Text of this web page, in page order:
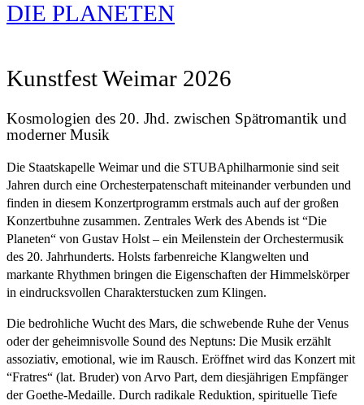
DIE PLANETEN
Kunstfest Weimar 2026
Kosmologien des 20. Jhd. zwischen Spätromantik und
moderner Musik
Die Staatskapelle Weimar und die STUBAphilharmonie sind seit
Jahren durch eine Orchesterpatenschaft miteinander verbunden und
finden in diesem Konzertprogramm erstmals auch auf der großen
Konzertbuhne zusammen. Zentrales Werk des Abends ist “Die
Planeten“ von Gustav Holst – ein Meilenstein der Orchestermusik
des 20. Jahrhunderts. Holsts farbenreiche Klangwelten und
markante Rhythmen bringen die Eigenschaften der Himmelskörper
in eindrucksvollen Charakterstucken zum Klingen.
Die bedrohliche Wucht des Mars, die schwebende Ruhe der Venus
oder der geheimnisvolle Sound des Neptuns: Die Musik erzählt
assoziativ, emotional, wie im Rausch. Eröffnet wird das Konzert mit
“Fratres“ (lat. Bruder) von Arvo Part, dem diesjährigen Empfänger
der Goethe-Medaille. Durch radikale Reduktion, spirituelle Tiefe